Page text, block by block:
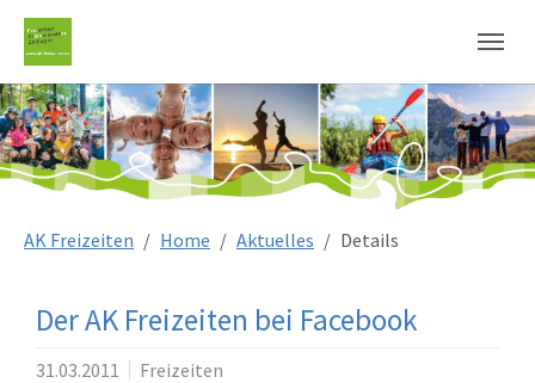
AK Freizeiten Home Aktuelles Details
Der AK Freizeiten bei Facebook
31.03.2011 Freizeiten